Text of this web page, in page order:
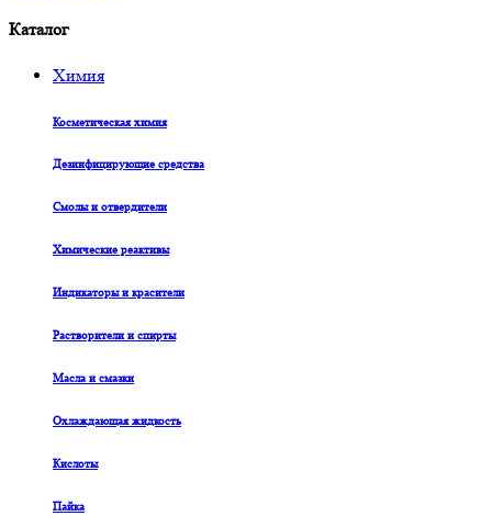
Каталог
Химия
Косметическая химия
Дезинфицирующие средства
Смолы и отвердители
Химические реактивы
Индикаторы и красители
Растворители и спирты
Масла и смазки
Охлаждающая жидкость
Кислоты
Пайка